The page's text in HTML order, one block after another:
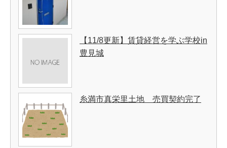
【11/8更新】賃貸経営を学ぶ学校in
豊見城
糸満市真栄里土地 売買契約完了